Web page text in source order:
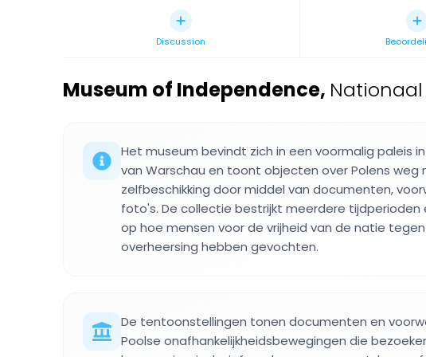
Discussion
Museum of Independence,
Het museum bevindt zich in een voormalig paleis
van Warschau en toont objecten over Polens weg
zelfbeschikking door middel van documenten,
foto's. De collectie bestrijkt meerdere tijdperioden
op hoe mensen voor de vrijheid van de natie
overheersing hebben gevochten.
De tentoonstellingen tonen documenten en
Poolse onafhankelijkheidsbewegingen die